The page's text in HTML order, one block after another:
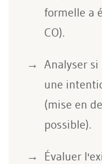
formelle a
CO).
Analyser
une
(mise en
possible).
Évaluer